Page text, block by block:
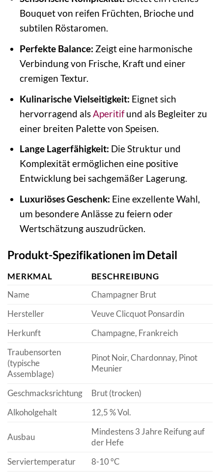
Bouquet von reifen Früchten, Brioche und
subtilen Röstaromen.
Perfekte Balance: Zeigt eine harmonische
Verbindung von Frische, Kraft und einer
cremigen Textur.
Kulinarische Vielseitigkeit: Eignet sich
hervorragend als Aperitifund als Begleiter zu
einer breiten Palette von Speisen.
Lange Lagerfähigkeit: Die Struktur und
Komplexität ermöglichen eine positive
Entwicklung bei sachgemäßer Lagerung.
Luxuriöses Geschenk: Eine exzellente Wahl,
um besondere Anlässe zu feiern oder
Wertschätzung auszudrücken.
Produkt-Spezifikationen im Detail
MERKMAL
BESCHREIBUNG
Name
Champagner Brut
Hersteller
Veuve Clicquot Ponsardin
Herkunft
Champagne, Frankreich
Traubensorten
(typische
Assemblage)
Pinot Noir, Chardonnay, Pinot
Meunier
Geschmacksrichtung
Brut (trocken)
Alkoholgehalt
12,5 % Vol.
Ausbau
Mindestens 3 Jahre Reifung auf
der Hefe
Serviertemperatur
8-10 °C